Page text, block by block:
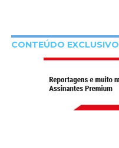
CONTEÚDO EXCLUSIVO